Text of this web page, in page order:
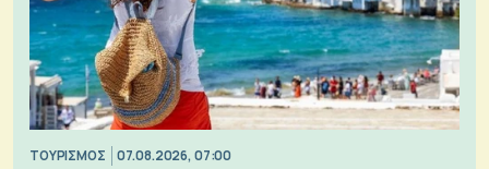
ΤΟΥΡΙΣΜΟΣ 07.08.2026, 07:00